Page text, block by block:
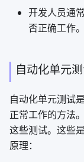
开发人员通
否正确工作。
自动化单元
自动化单元测试
正常工作的方法
这些测试。这些
原理：